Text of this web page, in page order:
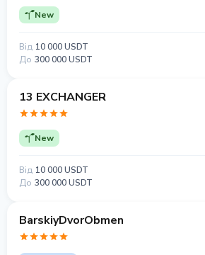
New
Від 10 000 USDT
До 300 000 USDT
13 EXCHANGER
New
Від 10 000 USDT
До 300 000 USDT
BarskiyDvorObmen